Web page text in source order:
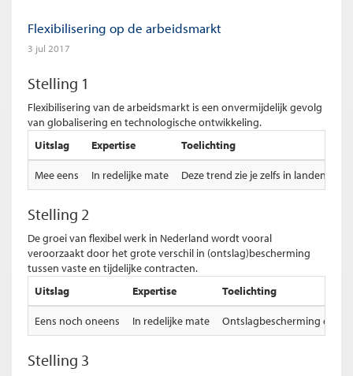
Flexibilisering op de arbeidsmarkt
3 jul 2017
Stelling 1
Flexibilisering van de arbeidsmarkt is een onvermijdelijk gevolg
van globalisering en technologische ontwikkeling.
Uitslag
Expertise Toelichting
Mee eens In redelijke mate Deze trend zie je zelfs in landen
Stelling 2
De groei van flexibel werk in Nederland wordt vooral
veroorzaakt door het grote verschil in (ontslag)bescherming
tussen vaste en tijdelijke contracten.
Uitslag
Expertise Toelichting
Eens noch oneens In redelijke mate Ontslagbescherming en
Stelling 3